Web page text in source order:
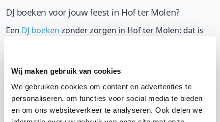
Wij maken gebruik van cookies
We gebruiken cookies om content en advertenties te
personaliseren, om functies voor social media te bieden
en om ons websiteverkeer te analyseren. Ook delen we
DJ boeken voor jouw feest in Hof ter Molen?
Een DJ boeken zonder zorgen in Hof ter Molen: dat is
voordat je een DJ voor jouw feest gaat boeken, wil je
natuurlijk weten wat het kost.
Een DJ boeken uit West-Vlaanderenwas nog nooit zo